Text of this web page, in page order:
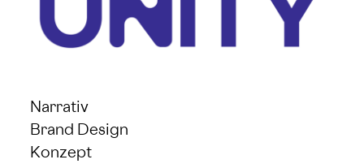
Narrativ
Brand Design
Konzept